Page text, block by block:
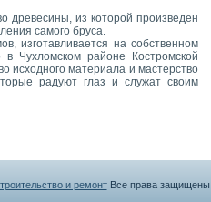
древесины, из которой произведен
самого бруса.
изготавливается на собственном
в Чухломском районе Костромской
исходного материала и мастерство
радуют глаз и служат своим
и ремонтВсе права защищены